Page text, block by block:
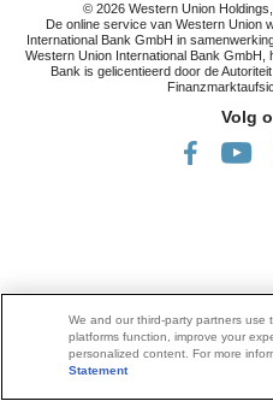
© 2026 Western Union
De online service van Western Union
International Bank GmbH in
Western Union International Bank GmbH,
Bank is gelicentieerd door de
Volg
We and our third-party partners use
platforms function, improve your
personalized content. For more
Statement